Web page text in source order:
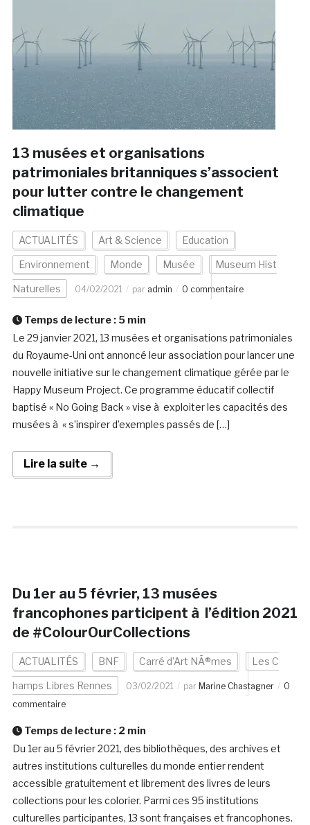
13 musées et organisations
patrimoniales britanniques s’associent
pour lutter contre le changement
climatique
ACTUALITÉS Art & Science Education
Environnement Monde Musée Museum Hist
Naturelles 04/02/2021 par admin 0 commentaire
Temps de lecture : 5 min
Le 29 janvier 2021, 13 musées et organisations patrimoniales
du Royaume-Uni ont annoncé leur association pour lancer une
nouvelle initiative sur le changement climatique gérée par le
Happy Museum Project. Ce programme éducatif collectif
baptisé « No Going Back » vise à exploiter les capacités des
musées à « s’inspirer d’exemples passés de […]
Lire la suite →
Du 1er au 5 février, 13 musées
francophones participent à l’édition 2021
de #ColourOurCollections
ACTUALITÉS BNF Carré d'Art NÃ®mes Les C
hamps Libres Rennes 03/02/2021 par Marine Chastagner
0
commentaire
Temps de lecture : 2 min
Du 1er au 5 février 2021, des bibliothèques, des archives et
autres institutions culturelles du monde entier rendent
accessible gratuitement et librement des livres de leurs
collections pour les colorier. Parmi ces 95 institutions
culturelles participantes, 13 sont françaises et francophones.